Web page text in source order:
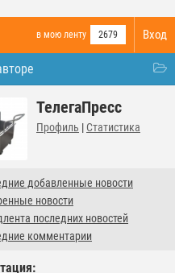
Вход
в мою ленту 2679
ТелегаПресс
Профиль | Статистика
добавленные новости
новости
последних новостей
комментарии